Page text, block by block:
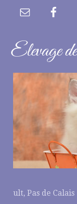
Elevage
ult, Pas de Calais